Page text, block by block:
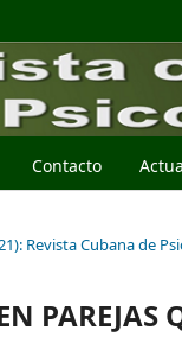
Contacto
Revista Cubana de